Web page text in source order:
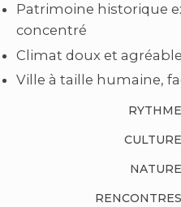
Patrimoine historique
concentré
Climat doux et
Ville à taille humaine,
RYTHME
CULTURE
NATURE
RENCONTRES